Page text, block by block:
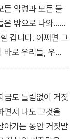
나의 신앙 고백입
든 악령과 모든 불
은 밖으로 나와……
겁니다. 어쩌면 그
로 우리들, 우리
avec lui(그와
는 그들의 선두
미쳐 날뛰면서 절
게 되는 것은 당
이니까요. 그러나
금도 틀림없이 거짓
면서 나도 그것을
아가는 동안 거짓말